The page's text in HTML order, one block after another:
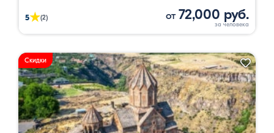
5★(2) от 72,000 руб.
Скидки